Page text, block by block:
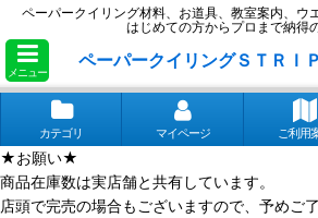
ペーパークイリング材料、お道具、教室案内、ウ
はじめての方からプロまで納得
メニュー
ペーパークイリングＳＴＲＩ
カテゴリ マイページ ご利用
★お願い★
商品在庫数は実店舗と共有しています。
店頭で完売の場合もございますので、予めご